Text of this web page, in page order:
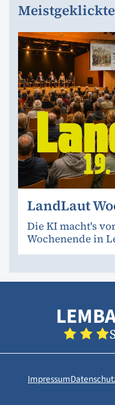
LandLaut
Die KI macht's
Wochenende in
Impressum